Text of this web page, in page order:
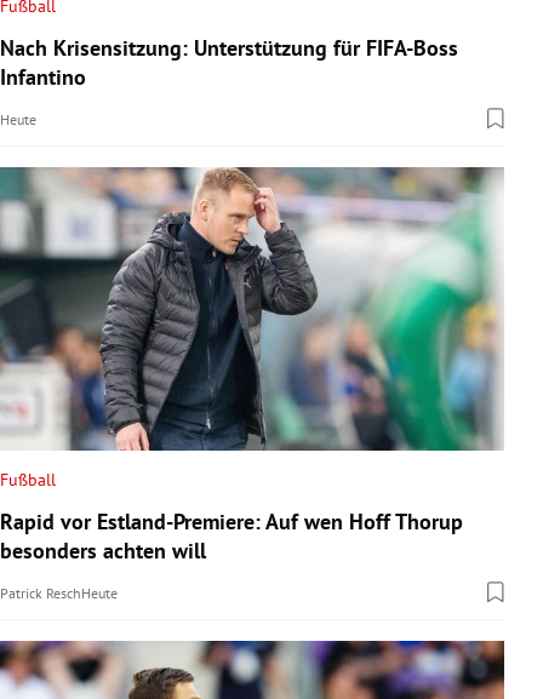
Fußball
Nach Krisensitzung: Unterstützung für FIFA-Boss
Infantino
Heute
Fußball
Rapid vor Estland-Premiere: Auf wen Hoff Thorup
besonders achten will
Patrick ReschHeute